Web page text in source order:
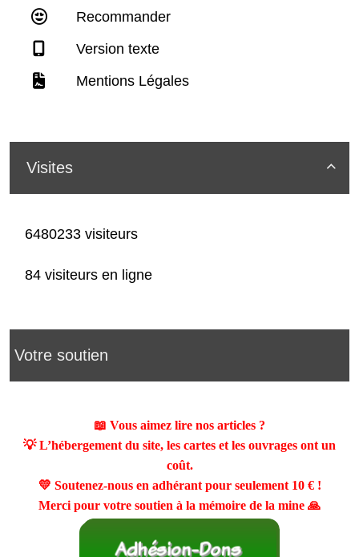
Recommander
Version texte
Mentions Légales

Visites
6480233 visiteurs
84 visiteurs en ligne
Votre soutien
📖 Vous aimez lire nos articles ?
💡 L’hébergement du site, les cartes et les ouvrages ont un
coût.
💛 Soutenez-nous en adhérant pour seulement 10 €!
Merci pour votre soutien à la mémoire de la mine 🙏